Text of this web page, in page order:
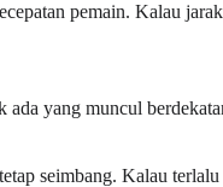
pemain. Kalau
ada yang muncul
seimbang. Kalau